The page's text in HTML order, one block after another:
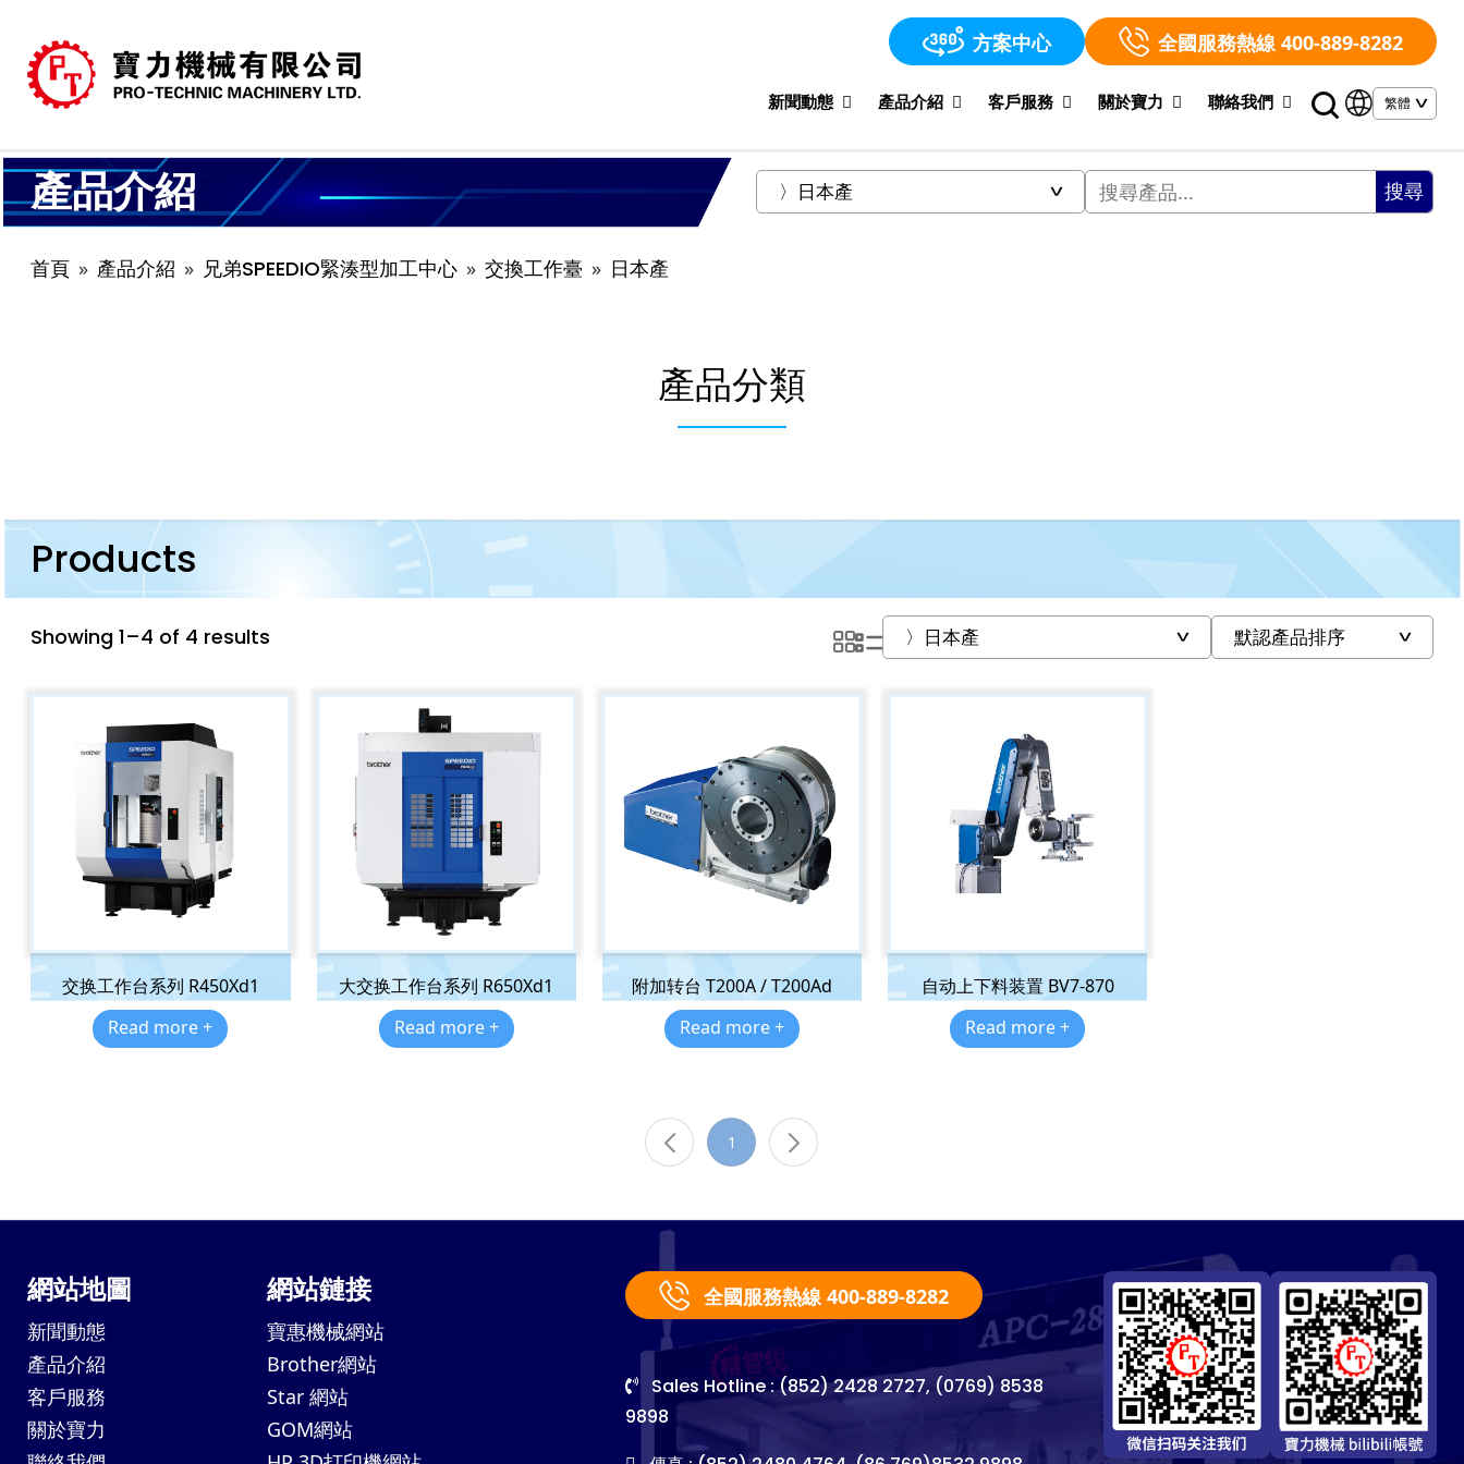
方案中心 全國服務熱線 400-889-8282
新聞動態 產品介紹 客戶服務 關於寶力 聯絡我們
產品介紹 搜尋
首頁 產品介紹 兄弟SPEEDIO緊湊型加工中心 交換工作臺 日本產
產品分類
Products
Showing 1–4 of 4 results
交换工作台系列 R450Xd1
Read more +
大交换工作台系列 R650Xd1
Read more +
附加转台 T200A / T200Ad
Read more +
自动上下料装置 BV7-870
Read more +
1
網站地圖
新聞動態
產品介紹
客戶服務
關於寶力
網站鏈接
寶惠機械網站
Brother網站
Star 網站
GOM網站
全國服務熱線 400-889-8282
Sales Hotline : (852) 2428 2727, (0769) 8538
9898